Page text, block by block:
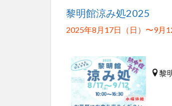
黎明館涼み処2025
2025年8月17日（日）〜9月
黎